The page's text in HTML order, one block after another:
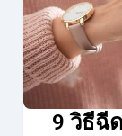
9 วิธีฉี